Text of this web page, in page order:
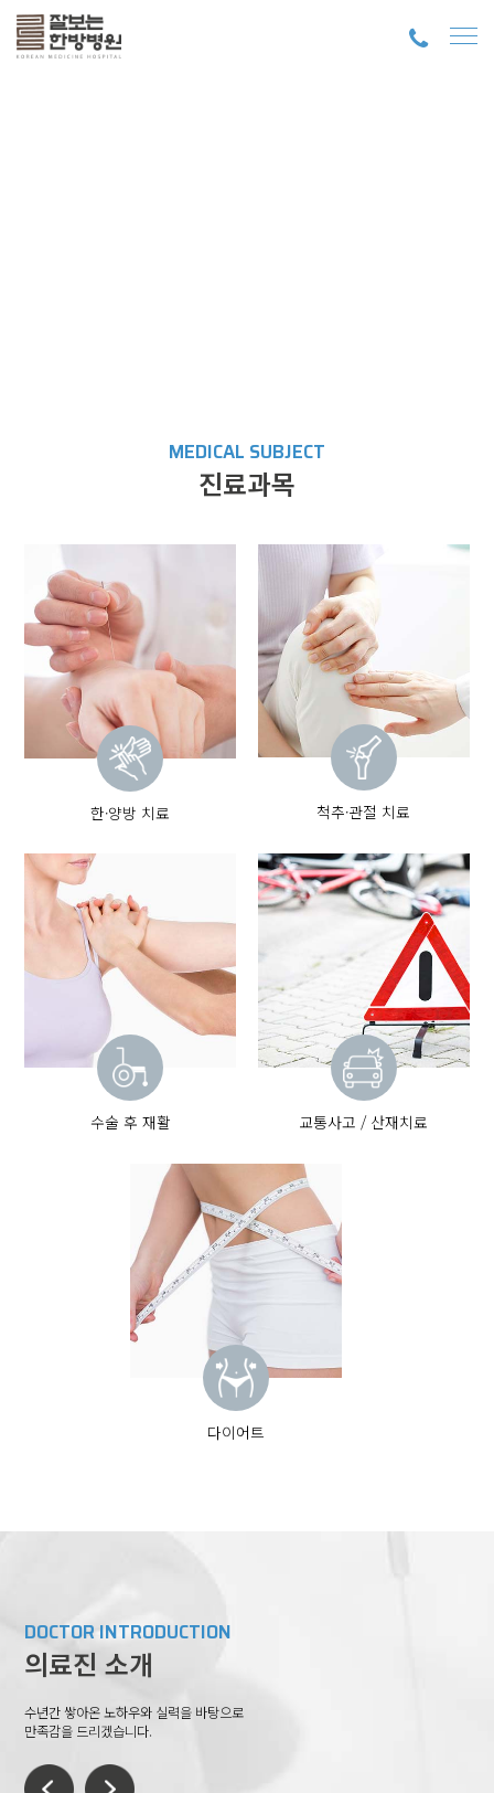
MEDICAL SUBJECT
진료과목
한·양방 치료 척추·관절 치료
수술 후 재활 교통사고 / 산재치료
다이어트
DOCTOR INTRODUCTION
의료진 소개
수년간 쌓아온 노하우와 실력을 바탕으로
만족감을 드리겠습니다.